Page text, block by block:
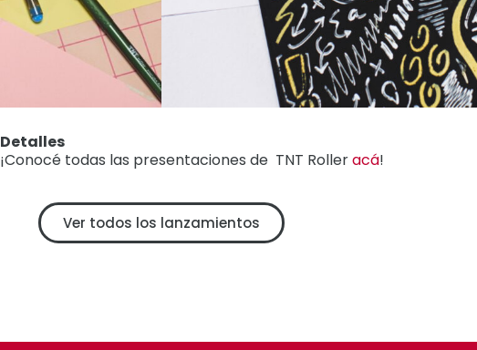
Detalles
¡Conocé todas las presentaciones de TNT Rolleracá!
Ver todos los lanzamientos